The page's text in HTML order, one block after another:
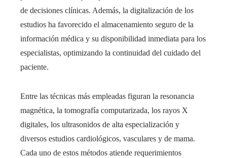
de decisiones clínicas. Además, la digitalización de los
estudios ha favorecido el almacenamiento seguro de la
información médica y su disponibilidad inmediata para los
especialistas, optimizando la continuidad del cuidado del
paciente.
Entre las técnicas más empleadas figuran la resonancia
magnética, la tomografía computarizada, los rayos X
digitales, los ultrasonidos de alta especialización y
diversos estudios cardiológicos, vasculares y de mama.
Cada uno de estos métodos atiende requerimientos